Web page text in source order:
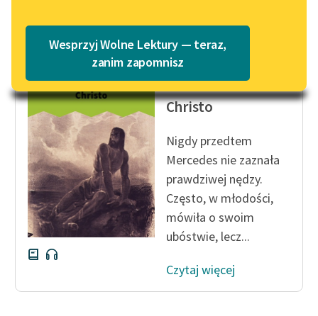
Lektury szkolne i klasyka
literatury do słuchania dla
uczennic i uczniów z
niepełnosprawnościami
E-kolekcja lektur
szkolnych i literatury do
słuchania dla uczennic i
uczniów z
niepełnosprawnościami
Feministyczne inspiracje.
Popularyzacja
feministycznej
Katalog w formacie PDF
Wesprzyj Wolne Lektury — teraz,
zanim zapomniszAleksander Dumas (ojciec)
Hrabia Monte
Christo
Nigdy przedtem
Mercedes nie zaznała
prawdziwej nędzy.
Często, w młodości,
mówiła o swoim
ubóstwie, lecz...
Czytaj więcej